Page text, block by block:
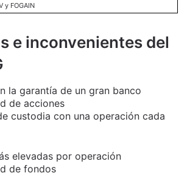
y FOGAIN
e inconvenientes del
la garantía de un gran banco
de acciones
custodia con una operación cada
elevadas por operación
de fondos